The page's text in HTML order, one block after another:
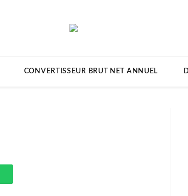
CONVERTISSEUR BRUT NET ANNUEL